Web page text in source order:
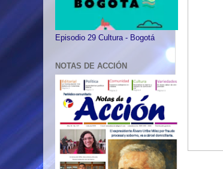
Episodio 29 Cultura - Bogotá
NOTAS DE ACCIÓN